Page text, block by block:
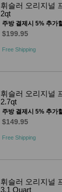
휘슬러 오리지널
2qt
주방 결제시 5% 추가
$199.95
Free Shipping
휘슬러 오리지널
2.7qt
주방 결제시 5% 추가
$149.95
Free Shipping
휘슬러 오리지널
3.1 Quart